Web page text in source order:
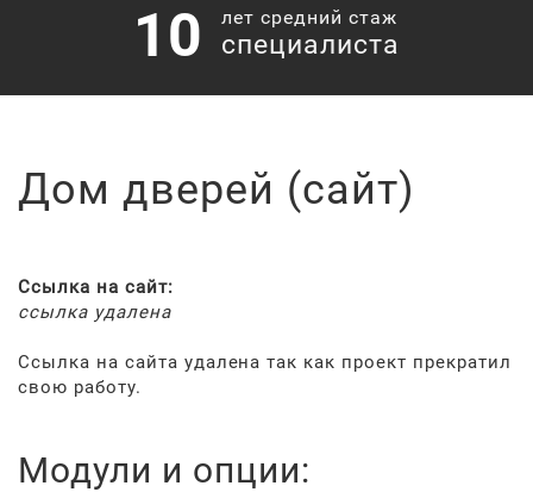
10 лет средний стаж
специалиста
Дом дверей (сайт)
Ссылка на сайт:
ссылка удалена
Ссылка на сайта удалена так как проект прекратил
свою работу.
Модули и опции: